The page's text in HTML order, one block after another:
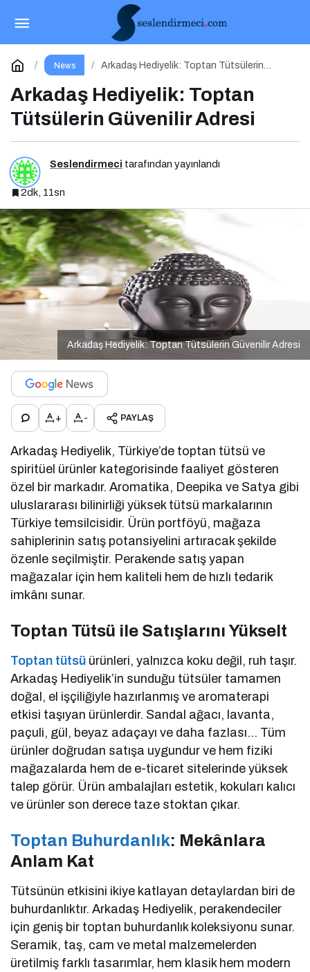
News
Arkadaş Hediyelik: Toptan Tütsülerin
Arkadaş Hediyelik: Toptan
Tütsülerin Güvenilir Adresi
Seslendirmeci tarafından yayınlandı
2dk, 11sn
Arkadaş Hediyelik: Toptan Tütsülerin Güvenilir Adresi
+ - PAYLAŞ
Arkadaş Hediyelik, Türkiye’de toptan tütsü ve
spiritüel ürünler kategorisinde faaliyet gösteren
özel bir markadır. Aromatika, Deepika ve Satya gibi
uluslararası bilinirliği yüksek tütsü markalarının
Türkiye temsilcisidir. Ürün portföyü, mağaza
sahiplerinin satış potansiyelini artıracak şekilde
özenle seçilmiştir. Perakende satış yapan
mağazalar için hem kaliteli hem de hızlı tedarik
imkânı sunar.
Toptan Tütsü ile Satışlarını Yükselt
Toptan tütsü ürünleri, yalnızca koku değil, ruh taşır.
Arkadaş Hediyelik’in sunduğu tütsüler tamamen
doğal, el işçiliğiyle hazırlanmış ve aromaterapi
etkisi taşıyan ürünlerdir. Sandal ağacı, lavanta,
paçuli, gül, beyaz adaçayı ve daha fazlası… Tüm
ürünler doğrudan satışa uygundur ve hem fiziki
mağazalarda hem de e-ticaret sitelerinde yüksek
talep görür. Ürün ambalajları estetik, kokuları kalıcı
ve ürünler son derece taze stoktan çıkar.
Toptan Buhurdanlık: Mekânlara
Anlam Kat
Tütsünün etkisini ikiye katlayan detaylardan biri de
buhurdanlıktır. Arkadaş Hediyelik, perakendeciler
için geniş bir toptan buhurdanlık koleksiyonu sunar.
Seramik, taş, cam ve metal malzemelerden
üretilmiş farklı tasarımlar, hem klasik hem modern
Mitr: Doğanın Ritmini Evine Taşı
Yorum Yap